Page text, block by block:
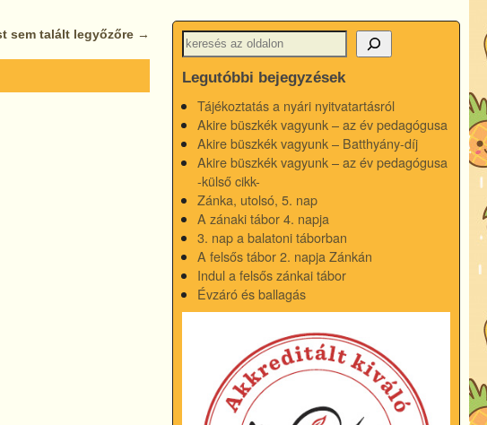
sem talált legyőzőre →
Legutóbbi bejegyzések
Tájékoztatás a nyári nyitvatartásról
Akire büszkék vagyunk – az év pedagógusa
Akire büszkék vagyunk – Batthyány-díj
Akire büszkék vagyunk – az év pedagógusa
-külső cikk-
Zánka, utolsó, 5. nap
A zánaki tábor 4. napja
3. nap a balatoni táborban
A felsős tábor 2. napja Zánkán
Indul a felsős zánkai tábor
Évzáró és ballagás